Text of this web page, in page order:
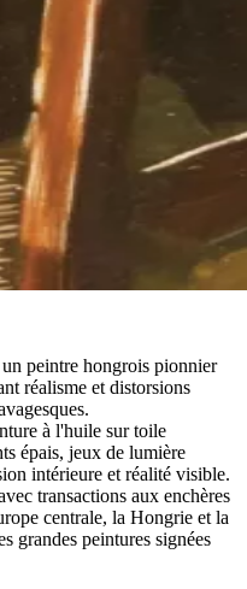
un peintre hongrois pionnier
réalisme et distorsions
à l'huile sur toile
épais, jeux de lumière
intérieure et réalité visible.
transactions aux enchères
centrale, la Hongrie et la
grandes peintures signées